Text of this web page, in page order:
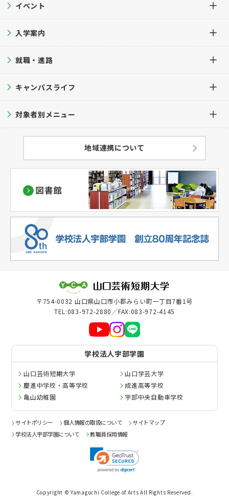
建学の精神・教育理念・教育目的
沿革
学長挨拶
公的研究費等の管理・運営方針
学科・学生数
教育方針
学修成果の評価に関する方針
（アセスメントプラン）
ハラスメント防止対策
教員紹介
情報公表
危機管理
刊行物
学科・専攻科TOP
保育学科
芸術表現学科
専攻科 デザイン専攻
イベント
イベントTOP
オープンキャンパス
進学相談会
大学見学
入学案内
入学案内TOP
募集要項
入試ガイド
過去問題集
出願方法
併願について
学費
奨学金・経済支援
就職・進路
就職・進路TOP
就職支援サポート
キャンパスライフ
キャンパスライフTOP
学生サポート
キャンパスマップ
学生の暮らし
クラブ・サークル
対象者別メニュー
卒業生の方へ
保護者の方へ
地域連携について
〒754-0032 山口県山口市小郡みらい町一丁目7番1号
TEL:083-972-2880／FAX:083-972-4145
学校法人宇部学園
山口芸術短期大学
山口学芸大学
慶進中学校・高等学校
成進高等学校
亀山幼稚園
宇部中央自動車学校
サイトポリシー 個人情報の取扱について
サイトマップ
学校法人宇部学園について
教職員採用情報
Copyright © Yamaguchi College of Arts All Rights Reserved.